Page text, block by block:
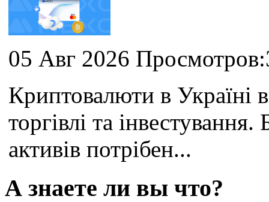
05 Авг 2026
Криптовалюти в Україні
торгівлі та
активів потрібен...
А знаете ли вы что?